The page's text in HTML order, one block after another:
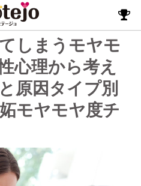
しまうモヤモ
心理から考え
原因タイプ別
モヤモヤ度チ